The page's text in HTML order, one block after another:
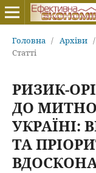
Головна / Архіви /
Статті
РИЗИК-
ДО
УКРАЇНІ:
ТА